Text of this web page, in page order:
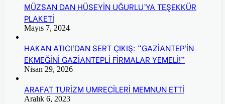
MÜZSAN DAN HÜSEYİN UĞURLU’YA TEŞEKKÜR
PLAKETİ
Mayıs 7, 2024
HAKAN ATICI’DAN SERT ÇIKIŞ: “GAZİANTEP’İN
EKMEĞİNİ GAZİANTEPLİ FİRMALAR YEMELİ!”
Nisan 29, 2026
ARAFAT TURİZM UMRECİLERİ MEMNUN ETTİ
Aralık 6, 2023